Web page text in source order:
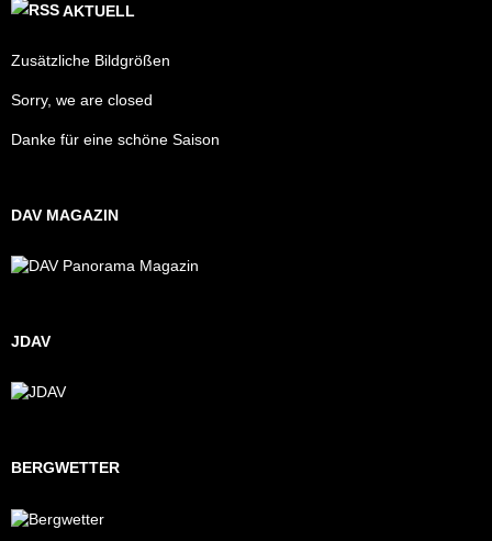
AKTUELL
Zusätzliche Bildgrößen
Sorry, we are closed
Danke für eine schöne Saison
DAV MAGAZIN
JDAV
BERGWETTER